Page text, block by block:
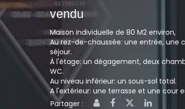
vendu
Maison individuelle de 80 M2 environ,
Au rez-de-chaussée: une entrée, une
séjour.
À l'étage: un dégagement, deux
WC.
Au niveau inférieur: un sous-sol total.
A l'extérieur: une terrasse et une cour
Partager :